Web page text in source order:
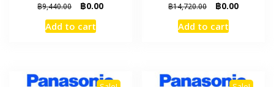
฿9,440.00
Original
price
was:
฿0.00Current
Add to cart
฿14,720.00
Original
price
was:
฿0.00Current
Add to cart